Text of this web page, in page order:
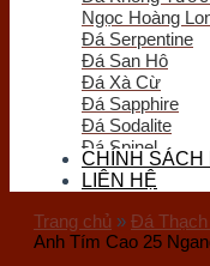
Đồng Phong
Ngọc Hoàng
Đá Serpentine
Đá San Hô
Đá Xà Cừ
Đá Sapphire
Đá Sodalite
Đá Spinel
Đá Thọ Sơn
Đá Tourmaline
Đá Vàng Găm
Đá Nham Thạch
Gỗ Hóa Thạch
CHÍNH SÁCH
LIÊN HỆ
Trang chủ » Đá Thạch
Anh Tím Cao 25